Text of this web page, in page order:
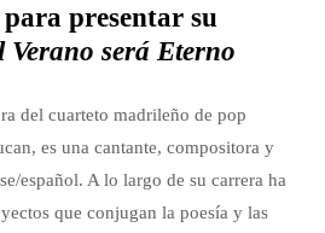
presentar su
Verano será Eterno
del cuarteto madrileño de pop
es una cantante, compositora y
español. A lo largo de su carrera ha
que conjugan la poesía y las